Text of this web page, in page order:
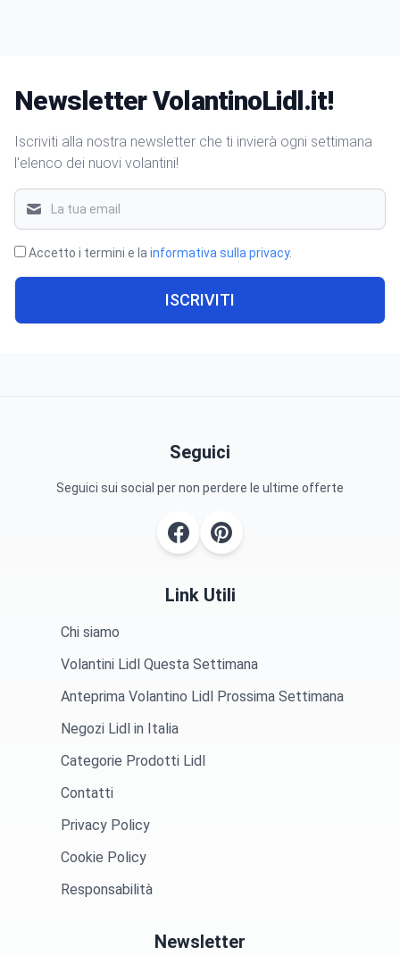
Newsletter VolantinoLidl.it!
Iscriviti alla nostra newsletter che ti invierà ogni settimana
l'elenco dei nuovi volantini!
Accetto i termini e la informativa sulla privacy.
ISCRIVITI
Seguici
Seguici sui social per non perdere le ultime offerte
Link Utili
Chi siamo
Volantini Lidl Questa Settimana
Anteprima Volantino Lidl Prossima Settimana
Negozi Lidl in Italia
Categorie Prodotti Lidl
Contatti
Privacy Policy
Cookie Policy
Responsabilità
Newsletter